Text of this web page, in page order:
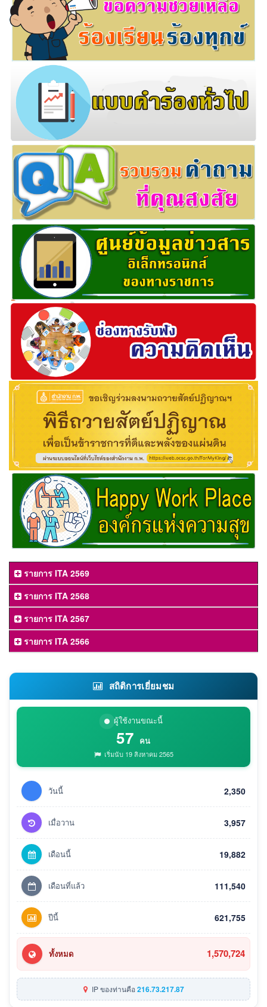
รายการ ITA 2569
รายการ ITA 2568
รายการ ITA 2567
รายการ ITA 2566
สถิติการเยี่ยมชม
ผู้ใช้งานขณะนี้
57 คน
เริ่มนับ 19 สิงหาคม 2565
วันนี้ 2,350
เมื่อวาน 3,957
เดือนนี้ 19,882
เดือนที่แล้ว 111,540
ปีนี้ 621,755
ทั้งหมด 1,570,724
IP ของท่านคือ216.73.217.87